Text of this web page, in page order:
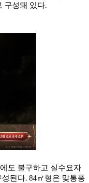
구성돼 있다.
도 불구하고 실수요자
된다. 84㎡형은 맞통풍